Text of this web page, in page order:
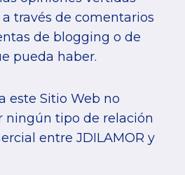
través de comentarios
de blogging o de
pueda haber.
este Sitio Web no
ningún tipo de relación
entre JDILAMOR y